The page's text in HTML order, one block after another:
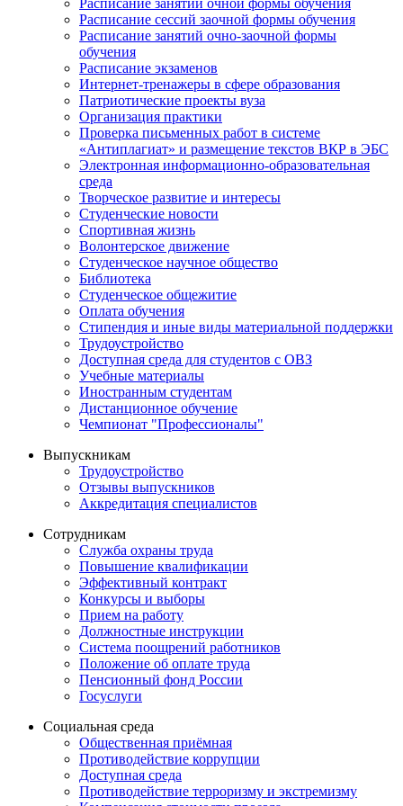
Расписание сессий заочной формы обучения
Расписание занятий очно-заочной формы
обучения
Расписание экзаменов
Интернет-тренажеры в сфере образования
Патриотические проекты вуза
Организация практики
Проверка письменных работ в системе
«Антиплагиат» и размещение текстов ВКР в ЭБС
Электронная информационно-образовательная
среда
Творческое развитие и интересы
Студенческие новости
Спортивная жизнь
Волонтерское движение
Студенческое научное общество
Библиотека
Студенческое общежитие
Оплата обучения
Стипендия и иные виды материальной поддержки
Трудоустройство
Доступная среда для студентов с ОВЗ
Учебные материалы
Иностранным студентам
Дистанционное обучение
Чемпионат "Профессионалы"
Выпускникам
Трудоустройство
Отзывы выпускников
Аккредитация специалистов
Сотрудникам
Служба охраны труда
Повышение квалификации
Эффективный контракт
Конкурсы и выборы
Прием на работу
Должностные инструкции
Система поощрений работников
Положение об оплате труда
Пенсионный фонд России
Госуслуги
Социальная среда
Общественная приёмная
Противодействие коррупции
Доступная среда
Противодействие терроризму и экстремизму